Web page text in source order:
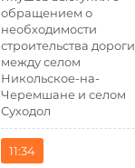
обращением о
необходимости
строительства дороги
между селом
Никольское-на-
Черемшане и селом
Суходол
11:34